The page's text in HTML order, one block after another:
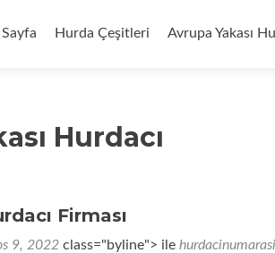
Hurda Çeşitleri Avrupa Yakası
Hurdacı
Firması
9, 2022 class="byline"> ile hurdacinumarasi